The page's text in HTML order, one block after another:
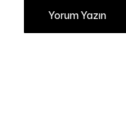
Yorum Yazın